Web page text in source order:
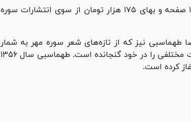
مجموعه‌شعر سپید «توجه» سروده علی داودی در ۱۳۶ صفحه و بهای ۱۷۵ هزار تومان از سوی انتشارات سوره
طهماسبی نیز که از تازه‌های شعر سوره مهر به شمار
می‌رود، اثری دارای ۴۰ شعر نیمایی است که موضوعات مختلفی را در خود گنجانده است. طهماسبی سال ۱۳۵۶
کرده است.